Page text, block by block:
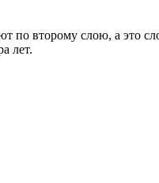
второму слою, а это
лет.